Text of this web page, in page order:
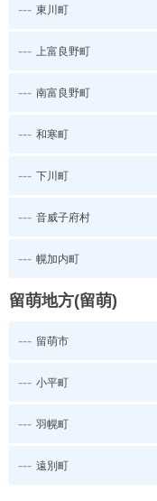
--- 東川町
--- 上富良野町
--- 南富良野町
--- 和寒町
--- 下川町
--- 音威子府村
--- 幌加内町
留萌地方(留萌)
--- 留萌市
--- 小平町
--- 羽幌町
--- 遠別町